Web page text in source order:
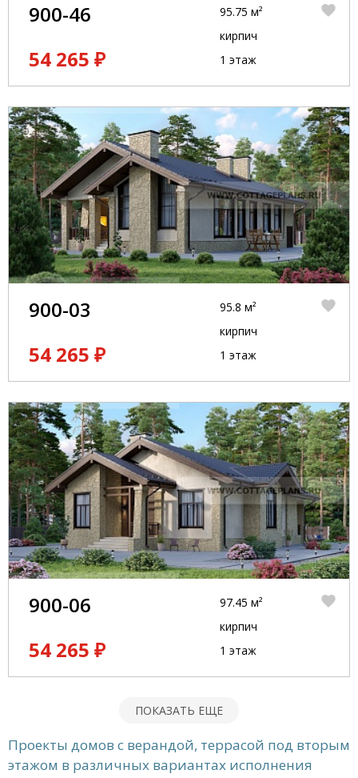
900-46
54 265 ₽
95.75 м²
кирпич
1 этаж
900-03
54 265 ₽
95.8 м²
кирпич
1 этаж
900-06
54 265 ₽
97.45 м²
кирпич
1 этаж
ПОКАЗАТЬ ЕЩЕ
Проекты домов с верандой, террасой под вторым
этажом в различных вариантах исполнения